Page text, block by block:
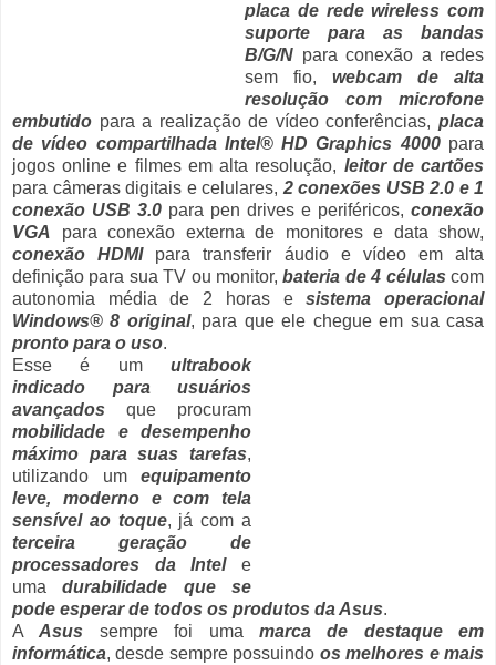
placa de rede wireless com
suporte para as bandas
B/G/N para conexão a redes
sem fio, webcam de alta
resolução com microfone
embutido para a realização de vídeo conferências, placa
de vídeo compartilhada Intel® HD Graphics 4000para
jogos online e filmes em alta resolução, leitor de cartões
para câmeras digitais e celulares,2 conexões USB 2.0 e 1
conexão USB 3.0 para pen drives e periféricos, conexão
VGA para conexão externa de monitores e data show,
conexão HDMIpara transferir áudio e vídeo em alta
definição para sua TV ou monitor,bateria de 4 células com
autonomia média de 2 horas esistema operacional
Windows® 8 original, para que ele chegue em sua casa
pronto para o uso.
Esse é um ultrabook
indicado para usuários
avançados que procuram
mobilidade e desempenho
máximo para suas tarefas,
utilizando um equipamento
leve, moderno e com tela
sensível ao toque, já com a
terceira geração de
processadores da Intele
umadurabilidade que se
pode esperar de todos os produtos da Asus.
AAsus sempre foi uma marca de destaque em
informática, desde sempre possuindo os melhores e mais